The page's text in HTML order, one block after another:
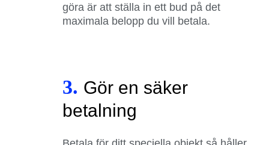
göra är att ställa in ett bud på det
maximala belopp du vill betala.
3. Gör en säker
betalning